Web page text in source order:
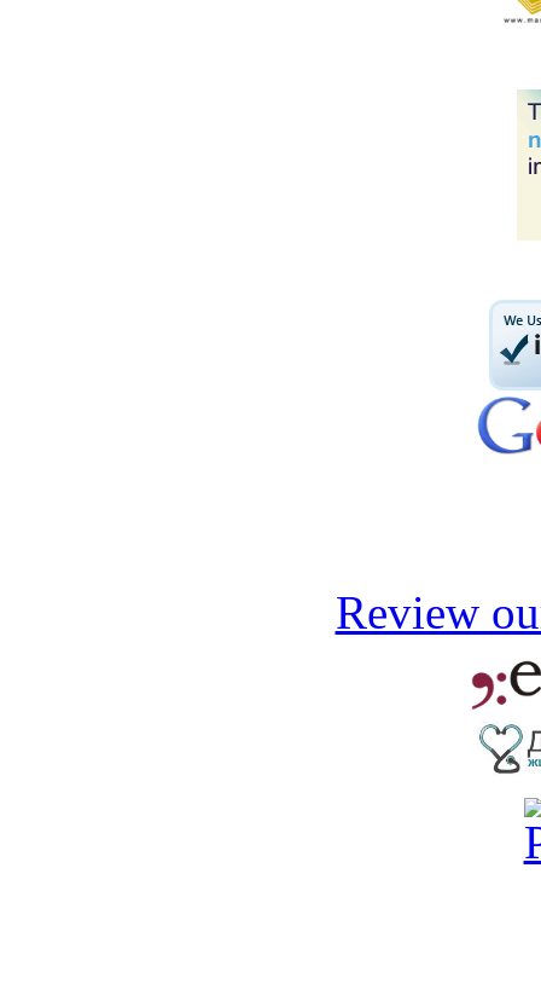
Review